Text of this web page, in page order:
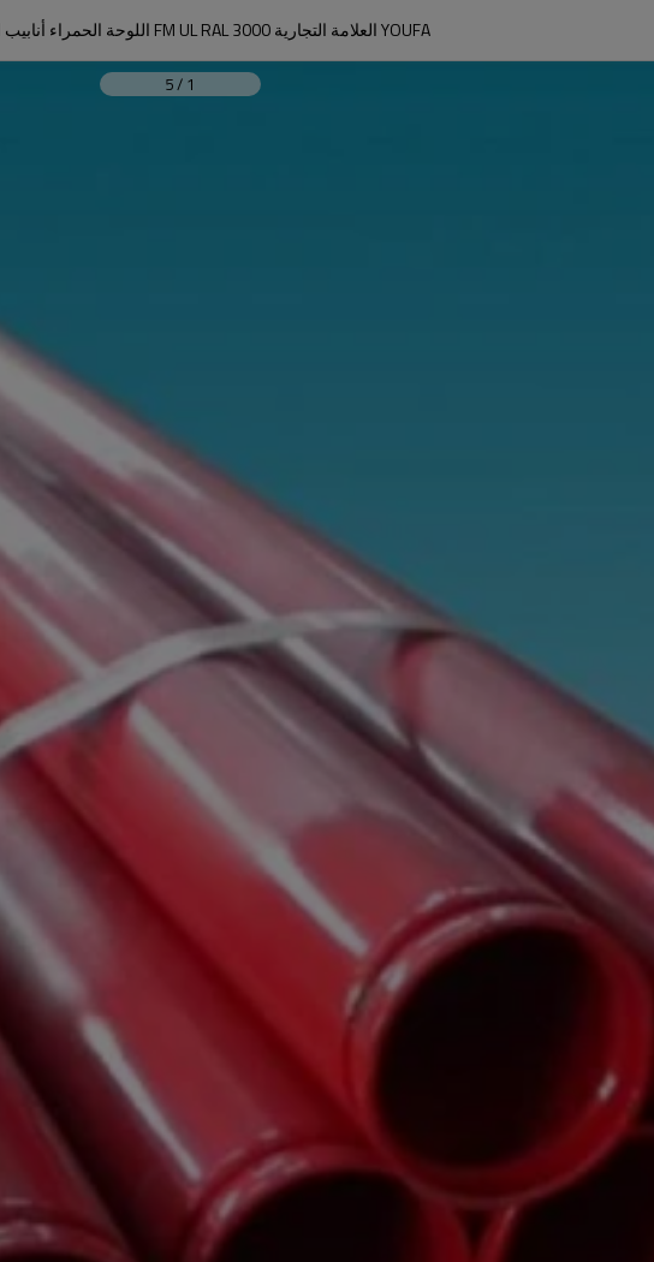
YOUFA العلامة التجارية FM UL RAL 3000 اللوحة الحمراء أنابيب الرش النار
1
/
5